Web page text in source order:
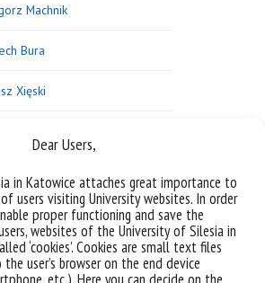
Dear Users,
in Katowice attaches great importance to
users visiting University websites. In order
proper functioning and save the
websites of the University of Silesia in
‘cookies’. Cookies are small text files
user’s browser on the end device
Machnik
Bura
Xięski
Kocjan
Wróbel